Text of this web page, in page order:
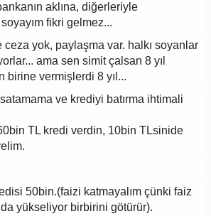
aklına, diğerleriyle
fikri gelmez...
yok, paylaşma var. halkı soyanlar
ama sen simit çalsan 8 yıl
birine vermişlerdi 8 yıl...
ve krediyi batırma ihtimali
TL kredi verdin, 10bin TLsinide
50bin.(faizi katmayalım çünki faiz
yükseliyor birbirini götürür).